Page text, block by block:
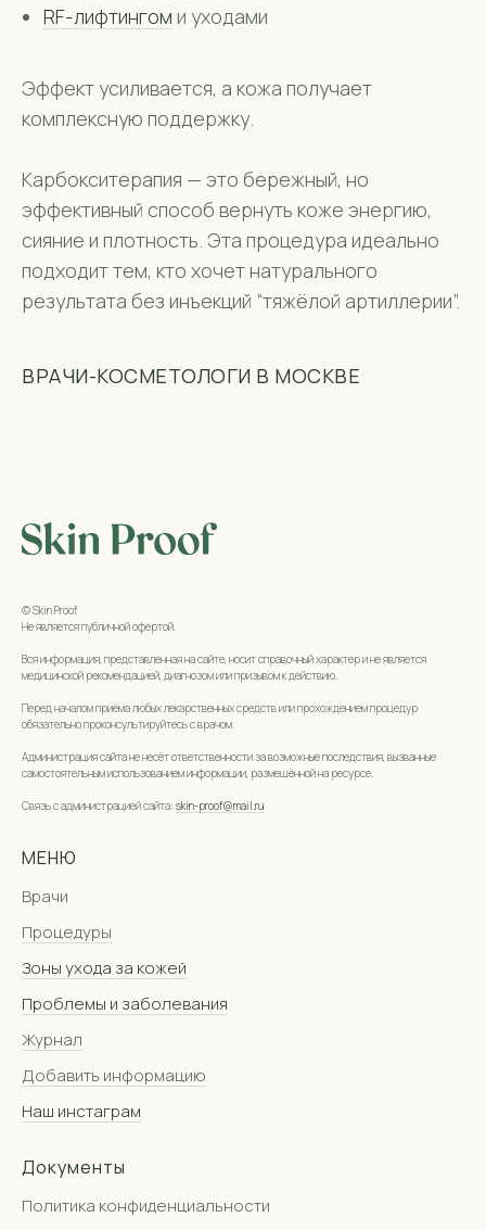
RF-лифтингом и уходами
Эффект усиливается, а кожа получает
комплексную поддержку.
Карбокситерапия — это бережный, но
эффективный способ вернуть коже энергию,
сияние и плотность. Эта процедура идеально
подходит тем, кто хочет натурального
результата без инъекций “тяжёлой артиллерии”.
ВРАЧИ-КОСМЕТОЛОГИ В МОСКВЕ
© Skin Proof
Не является публичной офертой.
Вся информация, представленная на сайте, носит справочный характер и не является
медицинской рекомендацией, диагнозом или призывом к действию.
Перед началом приёма любых лекарственных средств или прохождением процедур
обязательно проконсультируйтесь с врачом.
Администрация сайта не несёт ответственности за возможные последствия, вызванные
самостоятельным использованием информации, размещённой на ресурсе.
Связь с администрацией сайта: skin-proof@mail.ru
МЕНЮ
Врачи
Процедуры
Зоны ухода за кожей
Проблемы и заболевания
Журнал
Добавить информацию
Наш инстаграм
Документы
Политика конфиденциальности